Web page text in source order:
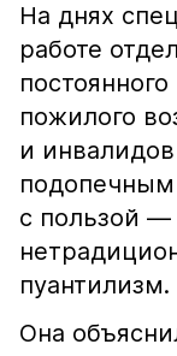
На днях
работе
пожилого
и
с пользой —
пуантилизм.
Она